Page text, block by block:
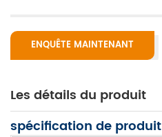
ENQUÊTE MAINTENANT
Les détails du produit
spécification de produit